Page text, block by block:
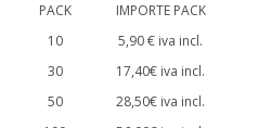
PACK IMPORTE PACK
10
5,90 € iva incl.
30
17,40€ iva incl.
50
28,50€ iva incl.